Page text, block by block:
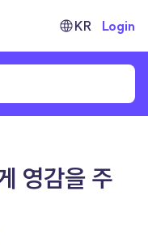
KR Login
영감을 주